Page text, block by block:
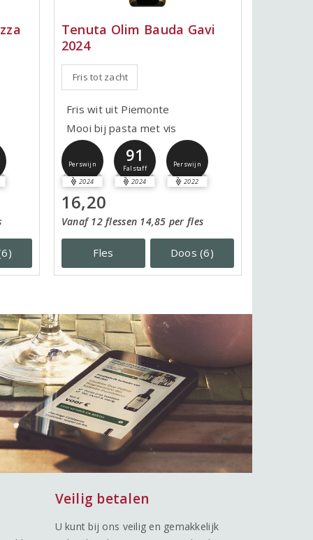
Tenuta Olim Bauda Gavi
2024
Fris tot zacht
Fris wit uit Piemonte
Mooi bij pasta met vis
Perswijn
2024
91
Falstaff
2024
Perswijn
2022
16,20
Vanaf 12 flessen 14,85 per fles
Fles Doos (6)
Veilig betalen
U kunt bij ons veilig en gemakkelijk